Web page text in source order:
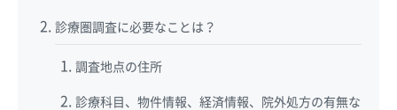
診療圏調査に必要なことは？
調査地点の住所
診療科目、物件情報、経済情報、院外処方の有無な